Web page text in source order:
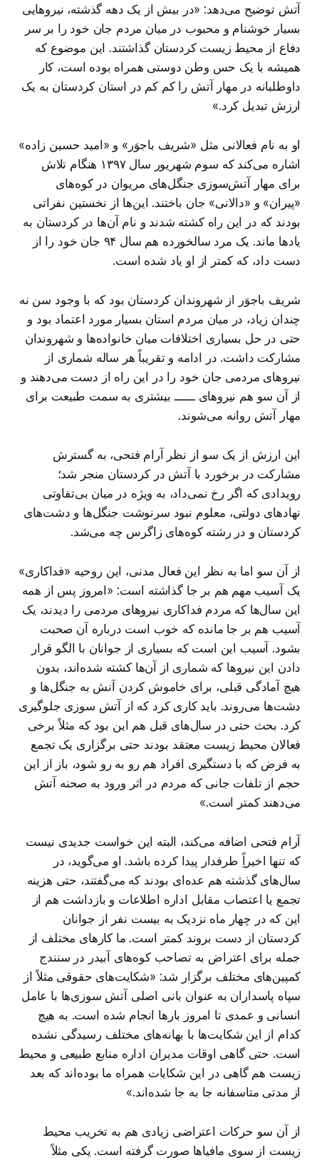
آتش توضیح می‌دهد:‌ «در بیش از یک دهه گذشته، نیروهایی
بسیار خوشنام و محبوب در میان مردم جان خود را بر سر
دفاع از محیط زیست کردستان گذاشتند. این موضوع که
همیشه با یک حس وطن دوستی همراه بوده است، کار
داوطلبانه در مهار آتش را کم کم در استان کردستان به یک
ارزش تبدیل کرد.»
او به نام فعالانی مثل «شریف باجوَر» و «امید حسین زاده»
اشاره می‌کند که سوم شهریور سال ۱۳۹۷ هنگام تلاش
برای مهار آتش‌سوزی جنگل‌های مریوان در کوه‌های
«پیران» و «دالانی» جان باختند. این‌ها از نخستین نفراتی
بودند که در این راه کشته شدند و نام آن‌ها در کردستان به
یادها ماند. یک مرد سالخورده هم سال ۹۴ جان خود را از
دست داد، که کمتر از او یاد شده است.
شریف باجوَر از شهروندان کردستان بود که با وجود سن نه
چندان زیاد، در میان مردم استان بسیار مورد اعتماد بود و
حتی در حل بسیاری اختلافات میان خانواده‌ها و شهروندان
مشارکت داشت. در ادامه و تقریباً هر ساله شماری از
نیروهای مردمی جان خود را در این راه از دست می‌دهند و
از آن سو هم نیروهای ــــــ بیشتری به سمت طبیعت برای
مهار آتش روانه می‌شوند.
این ارزش از یک سو از نظر آرام فتحی، به گسترش
مشارکت در برخورد با آتش در کردستان منجر شد؛
رویدادی که اگر رخ نمی‌داد، به ویژه در میان بی‌تفاوتی
نهادهای دولتی، معلوم نبود سرنوشت جنگل‌ها و دشت‌های
کردستان و در رشته کوه‌های زاگرس چه می‌شد.
از آن سو اما به نظر این فعال مدنی، این روحیه «فداکاری»
یک آسیب مهم هم بر جا گذاشته است:‌ «امروز پس از همه
این سال‌ها که مردم فداکاری نیروهای مردمی را دیدند، یک
آسیب هم بر جا مانده که خوب است درباره آن صحبت
بشود. آسیب این است که بسیاری از جوانان با الگو قرار
دادن این نیروها که شماری از آن‌ها کشته شده‌اند، بدون
هیچ آمادگی قبلی، برای خاموش کردن آنش به جنگل‌ها و
دشت‌ها می‌روند. باید کاری کرد که از آتش سوزی جلوگیری
کرد. بحث حتی در سال‌های قبل هم این بود که مثلاً برخی
فعالان محیط زیست معتقد بودند حتی برگزاری یک تجمع
به فرض که با دستگیری افراد هم رو به رو شود، باز از این
حجم از تلفات جانی که مردم در اثر ورود به صحنه آتش
می‌دهند کمتر است.»
آرام فتحی اضافه می‌کند، البته این خواست جدیدی نیست
که تنها اخیراًِ طرفدار پیدا کرده باشد. او می‌گوید، در
سال‌های گذشته هم عده‌ای بودند که می‌گفتند، حتی هزینه
تجمع یا اعتصاب مقابل اداره اطلاعات و بازداشت هم از
این که در چهار ماه نزدیک به بیست نفر از جوانان
کردستان از دست بروند کمتر است. ما کارهای مختلف از
جمله برای اعتراض به تصاحب کوه‌های آبیدر در سنندج
کمپین‌های مختلف برگزار شد: «شکایت‌های حقوقی مثلاً از
سپاه پاسداران به عنوان بانی اصلی آتش سوزی‌ها با عامل
انسانی و عمدی تا امروز بارها انجام شده است. به هیچ
کدام از این شکایت‌ها با بهانه‌های مختلف رسیدگی نشده
است. حتی گاهی اوقات مدیران اداره منابع طبیعی و محیط
زیست هم گاهی در این شکایات همراه ما بوده‌اند که بعد
از مدتی متاسفانه جا به جا شده‌اند.»
از آن سو حرکات اعتراضی زیادی هم به تخریب محیط
زیست از سوی مافیاها صورت گرفته است. یکی مثلاً